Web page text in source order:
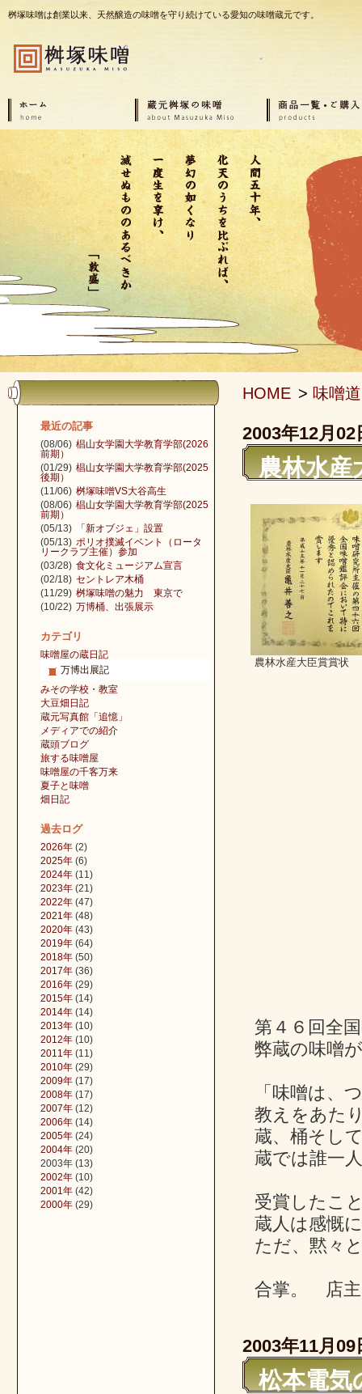
桝塚味噌は創業以来、天然醸造の味噌を守り続けている愛知の味噌蔵元です。
HOME > 味噌道
2003年12月02
農林水産
農林水産大臣賞賞状
第４６回全
弊蔵の味噌
「味噌は、
教えをあた
蔵、桶そし
蔵では誰一
受賞したこ
蔵人は感慨
ただ、黙々
合掌。 店主
2003年11月09
松本電気
最近の記事
(08/06) 椙山女学園大学教育学部(2026
前期）
(01/29) 椙山女学園大学教育学部(2025
後期）
(11/06) 桝塚味噌VS大谷高生
(08/06) 椙山女学園大学教育学部(2025
前期）
(05/13)
「新オブジェ」設置
(05/13) ポリオ撲滅イベント（ロータ
リークラブ主催）参加
(03/28) 食文化ミュージアム宣言
(02/18) セントレア木桶
(11/29) 桝塚味噌の魅力 東京で
(10/22) 万博桶、出張展示
カテゴリ
味噌屋の蔵日記
万博出展記
みその学校・教室
大豆畑日記
蔵元写真館「追憶」
メディアでの紹介
蔵頭ブログ
旅する味噌屋
味噌屋の千客万来
夏子と味噌
畑日記
過去ログ
2026年 (2)
2025年 (6)
2024年 (11)
2023年 (21)
2022年 (47)
2021年 (48)
2020年 (43)
2019年 (64)
2018年 (50)
2017年 (36)
2016年 (29)
2015年 (14)
2014年 (14)
2013年 (10)
2012年 (10)
2011年 (11)
2010年 (29)
2009年 (17)
2008年 (17)
2007年 (12)
2006年 (14)
2005年 (24)
2004年 (20)
2003年 (13)
2002年 (10)
2001年 (42)
2000年 (29)